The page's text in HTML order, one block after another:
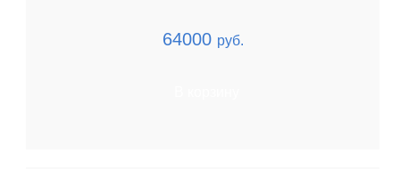
64000 руб.